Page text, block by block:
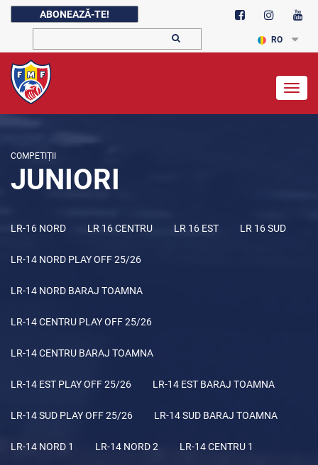
ABONEAZĂ-TE!
RO
COMPETIȚII
JUNIORI
LR-16 NORD LR 16 CENTRU LR 16 EST LR 16 SUD
LR-14 NORD PLAY OFF 25/26
LR-14 NORD BARAJ TOAMNA
LR-14 CENTRU PLAY OFF 25/26
LR-14 CENTRU BARAJ TOAMNA
LR-14 EST PLAY OFF 25/26 LR-14 EST BARAJ TOAMNA
LR-14 SUD PLAY OFF 25/26 LR-14 SUD BARAJ TOAMNA
LR-14 NORD 1 LR-14 NORD 2 LR-14 CENTRU 1